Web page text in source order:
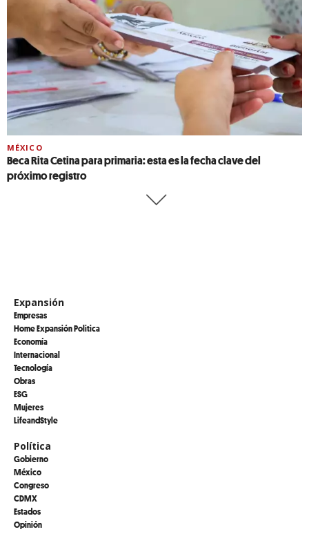
MÉXICO
Beca Rita Cetina para primaria: esta es la fecha clave del
próximo registro
Expansión
Empresas
Home Expansión Politica
Economía
Internacional
Tecnología
Obras
ESG
Mujeres
LifeandStyle
Política
Gobierno
México
Congreso
CDMX
Estados
Opinión